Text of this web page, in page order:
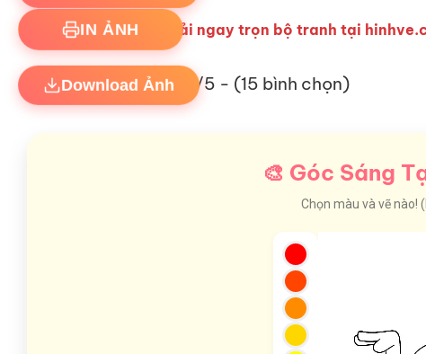
Hãy tải ngay trọn bộ tranh tại
4.8/5 - (15 bình chọn)
🎨 Góc Sáng
Chọn màu và vẽ nào!
IN ẢNH
Download Ảnh